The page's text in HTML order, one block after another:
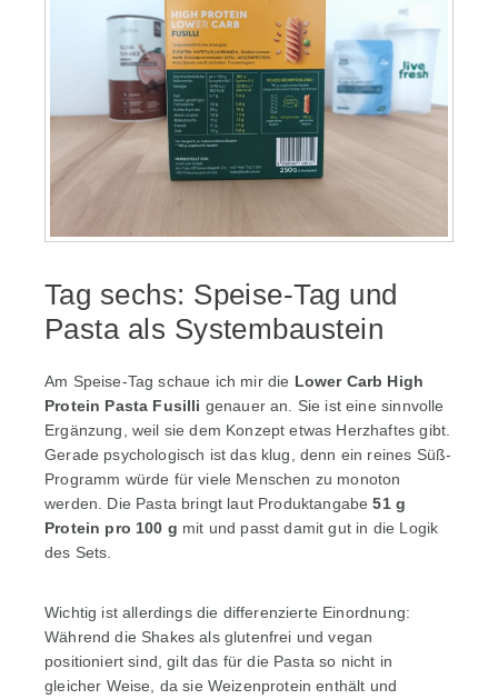
Tag sechs: Speise-Tag und
Pasta als Systembaustein
Am Speise-Tag schaue ich mir die Lower Carb High
Protein Pasta Fusilli genauer an. Sie ist eine sinnvolle
Ergänzung, weil sie dem Konzept etwas Herzhaftes gibt.
Gerade psychologisch ist das klug, denn ein reines Süß-
Programm würde für viele Menschen zu monoton
werden. Die Pasta bringt laut Produktangabe51 g
Protein pro 100 g mit und passt damit gut in die Logik
des Sets.
Wichtig ist allerdings die differenzierte Einordnung:
Während die Shakes als glutenfrei und vegan
positioniert sind, gilt das für die Pasta so nicht in
gleicher Weise, da sie Weizenprotein enthält und